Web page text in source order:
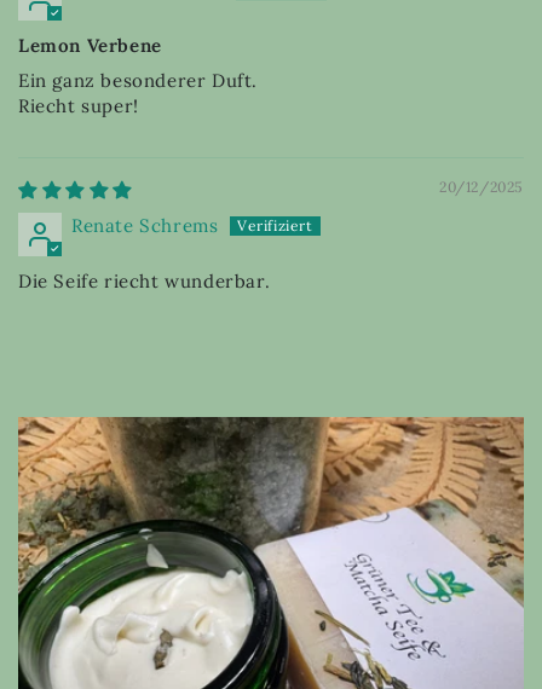
Lemon Verbene
Ein ganz besonderer Duft.
Riecht super!
20/12/2025
Renate Schrems
Die Seife riecht wunderbar.